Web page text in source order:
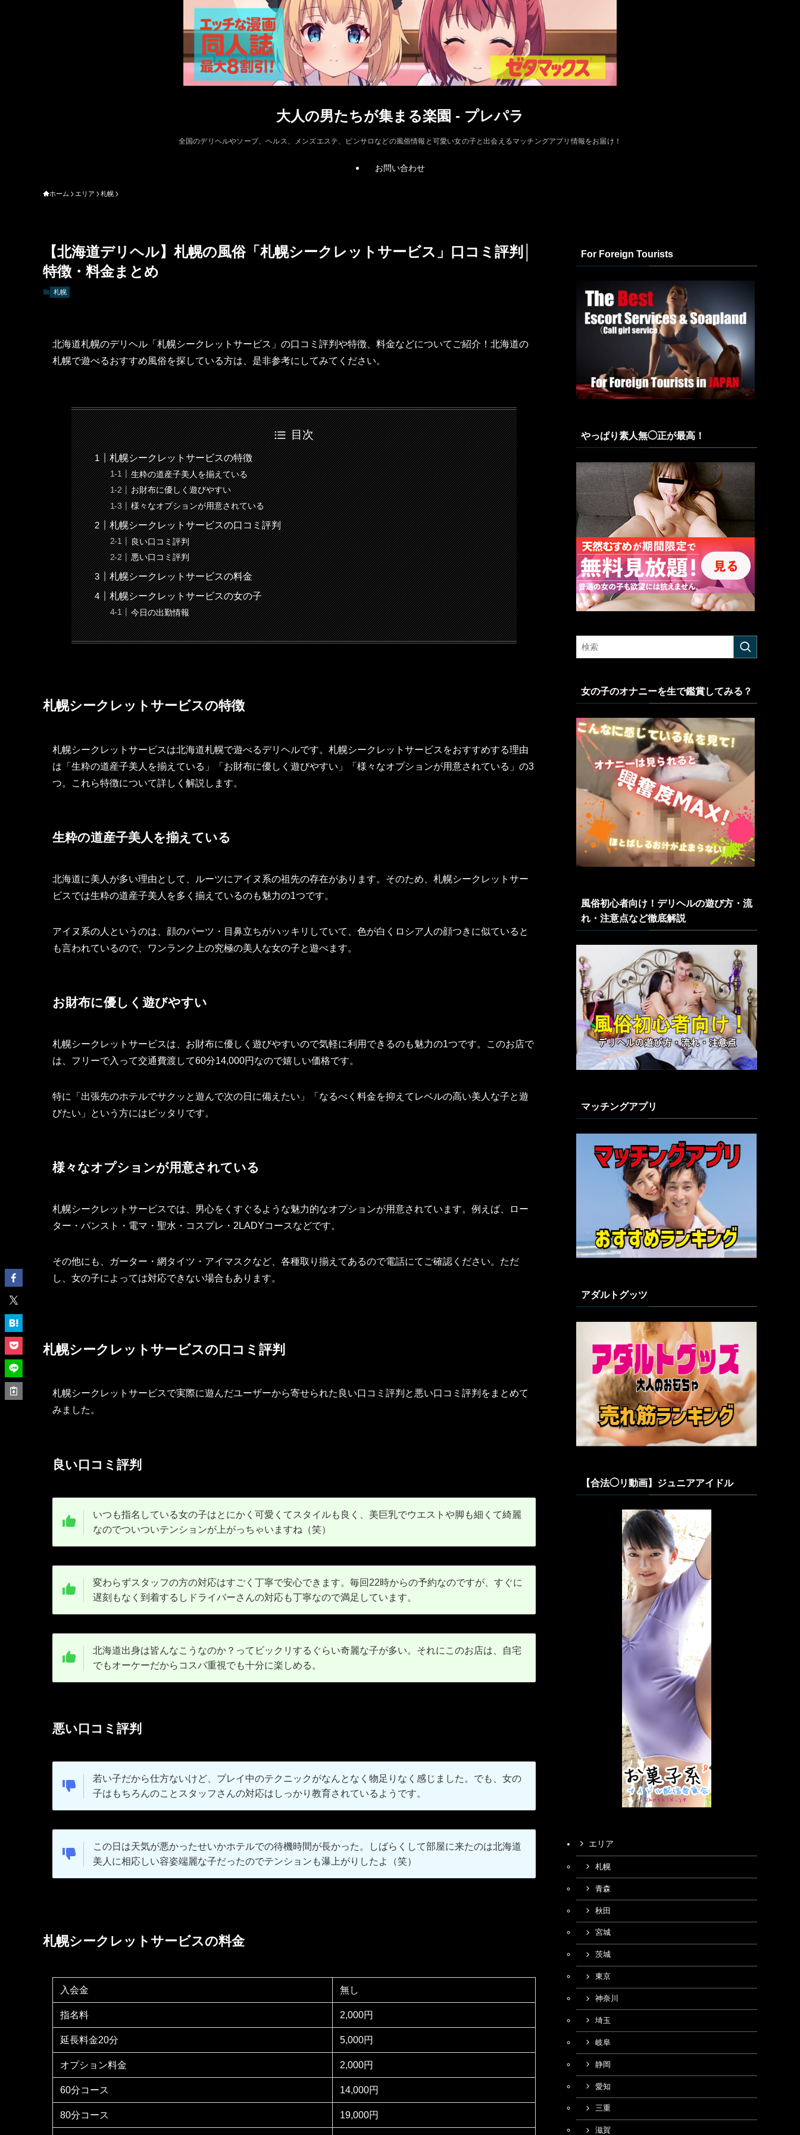
大人の男たちが集まる楽園 - プレパラ
全国のデリヘルやソープ、ヘルス、メンズエステ、ピンサロなどの風俗情報と可愛い女の子と出会えるマッチングアプリ情報をお届け！
お問い合わせ
ホーム エリア 札幌
【北海道デリヘル】札幌の風俗「札幌シークレットサービス」口コミ評判│
特徴・料金まとめ
札幌
北海道札幌のデリヘル「札幌シークレットサービス」の口コミ評判や特徴、料金などについてご紹介！北海道の
札幌で遊べるおすすめ風俗を探している方は、是非参考にしてみてください。
目次
札幌シークレットサービスの特徴
生粋の道産子美人を揃えている
お財布に優しく遊びやすい
様々なオプションが用意されている
札幌シークレットサービスの口コミ評判
良い口コミ評判
悪い口コミ評判
札幌シークレットサービスの料金
札幌シークレットサービスの女の子
今日の出勤情報
札幌シークレットサービスの特徴
札幌シークレットサービスは北海道札幌で遊べるデリヘルです。札幌シークレットサービスをおすすめする理由
は「生粋の道産子美人を揃えている」「お財布に優しく遊びやすい」「様々なオプションが用意されている」の3
つ。これら特徴について詳しく解説します。
生粋の道産子美人を揃えている
北海道に美人が多い理由として、ルーツにアイヌ系の祖先の存在があります。そのため、札幌シークレットサー
ビスでは生粋の道産子美人を多く揃えているのも魅力の1つです。
アイヌ系の人というのは、顔のパーツ・目鼻立ちがハッキリしていて、色が白くロシア人の顔つきに似ていると
も言われているので、ワンランク上の究極の美人な女の子と遊べます。
お財布に優しく遊びやすい
札幌シークレットサービスは、お財布に優しく遊びやすいので気軽に利用できるのも魅力の1つです。このお店で
は、フリーで入って交通費渡して60分14,000円なので嬉しい価格です。
特に「出張先のホテルでサクッと遊んで次の日に備えたい」「なるべく料金を抑えてレベルの高い美人な子と遊
びたい」という方にはピッタリです。
様々なオプションが用意されている
札幌シークレットサービスでは、男心をくすぐるような魅力的なオプションが用意されています。例えば、ロー
ター・パンスト・電マ・聖水・コスプレ・2LADYコースなどです。
その他にも、ガーター・網タイツ・アイマスクなど、各種取り揃えてあるので電話にてご確認ください。ただ
し、女の子によっては対応できない場合もあります。
札幌シークレットサービスの口コミ評判
札幌シークレットサービスで実際に遊んだユーザーから寄せられた良い口コミ評判と悪い口コミ評判をまとめて
みました。
良い口コミ評判
いつも指名している女の子はとにかく可愛くてスタイルも良く、美巨乳でウエストや脚も細くて綺麗
なのでついついテンションが上がっちゃいますね（笑）
変わらずスタッフの方の対応はすごく丁寧で安心できます。毎回22時からの予約なのですが、すぐに
遅刻もなく到着するしドライバーさんの対応も丁寧なので満足しています。
北海道出身は皆んなこうなのか？ってビックリするぐらい奇麗な子が多い。それにこのお店は、自宅
でもオーケーだからコスパ重視でも十分に楽しめる。
悪い口コミ評判
若い子だから仕方ないけど、プレイ中のテクニックがなんとなく物足りなく感じました。でも、女の
子はもちろんのことスタッフさんの対応はしっかり教育されているようです。
この日は天気が悪かったせいかホテルでの待機時間が長かった。しばらくして部屋に来たのは北海道
美人に相応しい容姿端麗な子だったのでテンションも瀑上がりしたよ（笑）
札幌シークレットサービスの料金
入会金 無し
指名料 2,000円
延長料金20分 5,000円
オプション料金 2,000円
60分コース 14,000円
80分コース 19,000円
For Foreign Tourists
やっぱり素人無◯正が最高！
女の子のオナニーを生で鑑賞してみる？
風俗初心者向け！デリヘルの遊び方・流
れ・注意点など徹底解説
マッチングアプリ
アダルトグッツ
【合法◯リ動画】ジュニアアイドル
エリア
札幌
青森
秋田
宮城
茨城
東京
神奈川
埼玉
岐阜
静岡
愛知
三重
滋賀